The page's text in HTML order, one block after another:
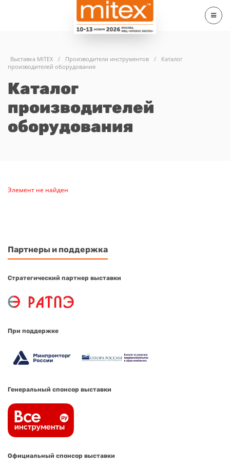
Выставка MITEX / Производители инструментов /
Каталог
производителей оборудования
Каталог
производителей
оборудования
Элемент не найден
Партнеры и поддержка
Стратегический партнер выставки
При поддержке
Генеральный спонсор выставки
Официальный спонсор выставки